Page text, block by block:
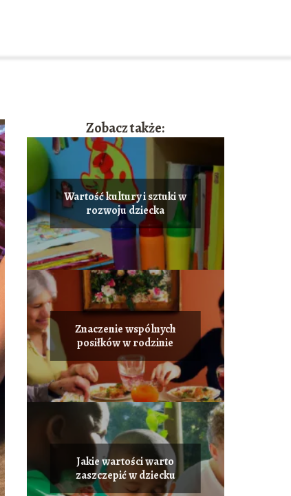
Zobacz także:
Wartość kultury i sztuki w
rozwoju dziecka
Znaczenie wspólnych
posiłków w rodzinie
Jakie wartości warto
zaszczepić w dziecku